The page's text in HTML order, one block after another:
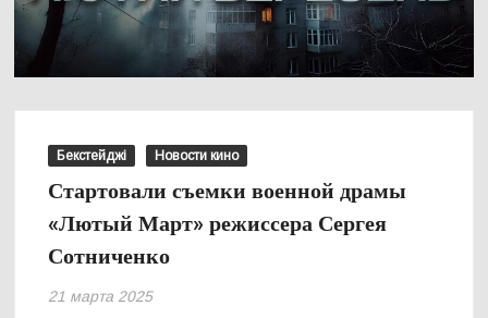
Бекстейджі Новости кино
Стартовали съемки военной драмы
«Лютый Март» режиссера Сергея
Сотниченко
21 марта 2025